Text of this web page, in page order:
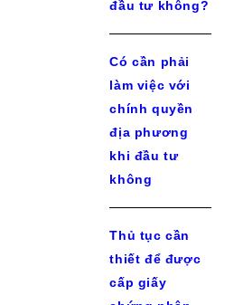
đầu tư không?
Có cần phải
làm việc với
chính quyền
địa phương
khi đầu tư
không
Thủ tục cần
thiết để được
cấp giấy